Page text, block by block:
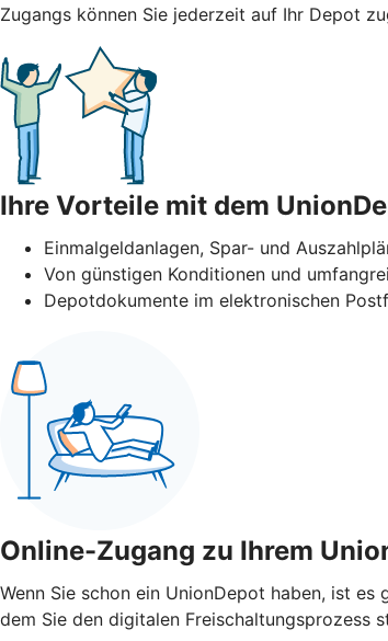
Zugangs können Sie jederzeit auf Ihr Depot
Ihre Vorteile mit dem
Einmalgeldanlagen, Spar- und
Von günstigen Konditionen und
Depotdokumente im elektronischen
Online-Zugang zu Ihrem
Wenn Sie schon ein UnionDepot haben, ist
dem Sie den digitalen Freischaltungsprozess